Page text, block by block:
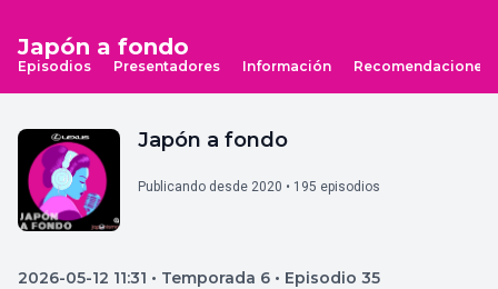
Japón a fondo
Episodios Presentadores Información Recomendaciones
Japón a fondo
Publicando desde 2020 • 195 episodios
2026-05-12 11:31 • Temporada 6 • Episodio 35